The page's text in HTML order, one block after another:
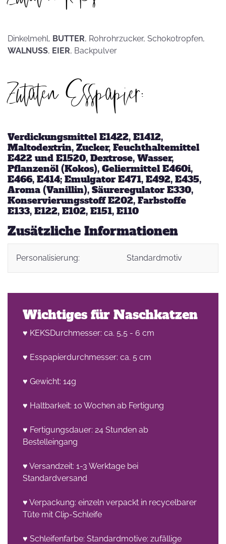
Dinkelmehl, BUTTER, Rohrohrzucker, Schokotropfen,
WALNUSS, EIER, Backpulver
Zutaten Esspapier:
Verdickungsmittel E1422, E1412,
Maltodextrin, Zucker, Feuchthaltemittel
E422 und E1520, Dextrose, Wasser,
Pflanzenöl (Kokos), Geliermittel E460i,
E466, E414; Emulgator E471, E492, E435,
Aroma (Vanillin), Säureregulator E330,
Konservierungsstoff E202, Farbstoffe
E133, E122, E102, E151, E110
Zusätzliche Informationen
Personalisierung: Standardmotiv
Wichtiges für Naschkatzen
♥ KEKSDurchmesser: ca. 5,5 - 6 cm
♥ Esspapierdurchmesser: ca. 5 cm
♥ Gewicht: 14g
♥ Haltbarkeit: 10 Wochen ab Fertigung
♥ Fertigungsdauer: 24 Stunden ab
Bestelleingang
♥ Versandzeit: 1-3 Werktage bei
Standardversand
♥ Verpackung: einzeln verpackt in recycelbarer
Tüte mit Clip-Schleife
♥ Schleifenfarbe: Standardmotive: zufällige